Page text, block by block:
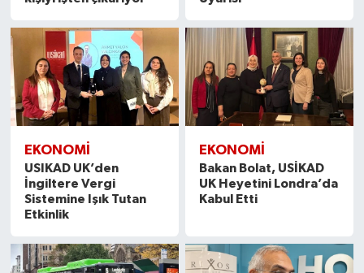
EKONOMİ
USIKAD UK’den
İngiltere Vergi
Sistemine Işık Tutan
Etkinlik
EKONOMİ
Bakan Bolat, USİKAD
UK Heyetini Londra’da
Kabul Etti